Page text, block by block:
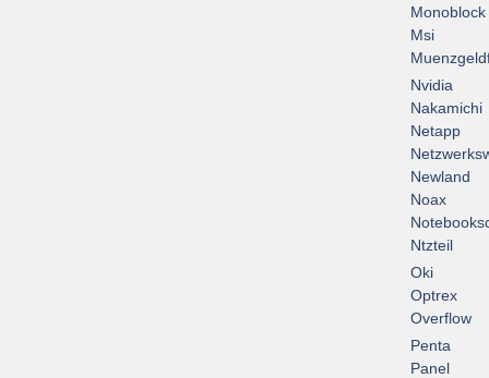
Monoblock
Msi
Nvidia
Nakamichi
Netapp
Newland
Noax
Ntzteil
Oki
Optrex
Overflow
Penta
Panel